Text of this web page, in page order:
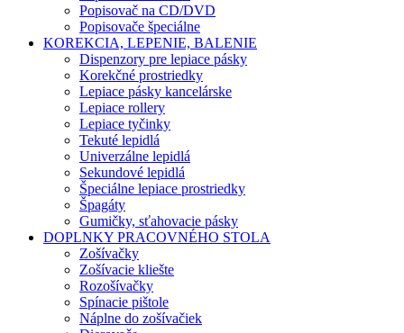
Popisovač na CD/DVD
Popisovače špeciálne
KOREKCIA, LEPENIE, BALENIE
Dispenzory pre lepiace pásky
Korekčné prostriedky
Lepiace pásky kancelárske
Lepiace rollery
Lepiace tyčinky
Tekuté lepidlá
Univerzálne lepidlá
Sekundové lepidlá
Špeciálne lepiace prostriedky
Špagáty
Gumičky, sťahovacie pásky
DOPLNKY PRACOVNÉHO STOLA
Zošívačky
Zošívacie kliešte
Rozošívačky
Spínacie pištole
Náplne do zošívačiek